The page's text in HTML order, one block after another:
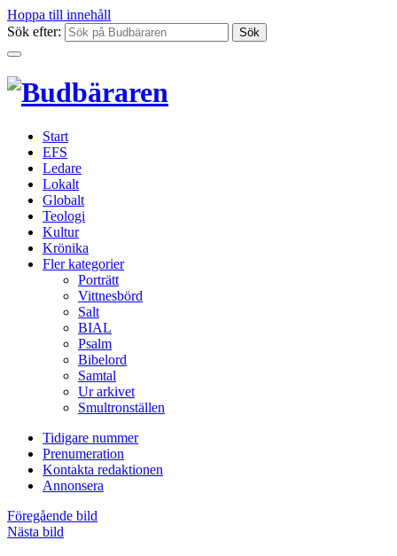
Hoppa till innehåll
Sök efter:
Start
EFS
Ledare
Lokalt
Globalt
Teologi
Kultur
Krönika
Fler kategorier
Porträtt
Vittnesbörd
Salt
BIAL
Psalm
Bibelord
Samtal
Ur arkivet
Smultronställen
Tidigare nummer
Prenumeration
Kontakta redaktionen
Annonsera
Föregående bild
Nästa bild